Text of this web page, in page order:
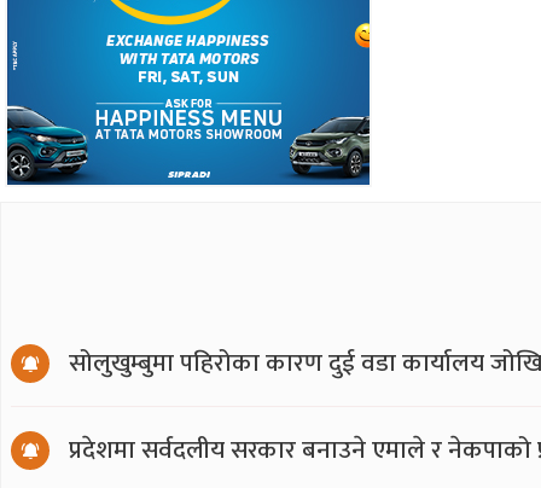
सोलुखुम्बुमा पहिरोका कारण दुई वडा कार्यालय
प्रदेशमा सर्वदलीय सरकार बनाउने एमाले र नेकपाको